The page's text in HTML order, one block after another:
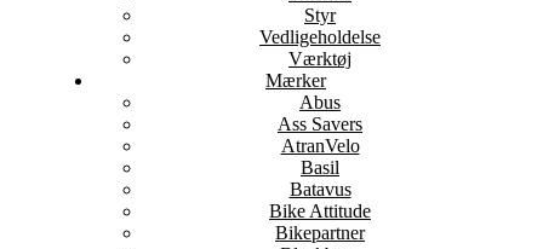
Styr
Vedligeholdelse
Værktøj
Mærker
Abus
Ass Savers
AtranVelo
Basil
Batavus
Bike Attitude
Bikepartner